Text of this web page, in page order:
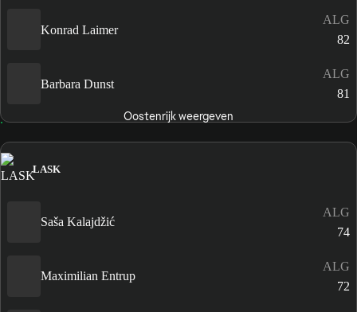
Konrad Laimer
ALG
82
Barbara Dunst
ALG
81
Oostenrijk weergeven
LASK
Saša Kalajdžić
ALG
74
Maximilian Entrup
ALG
72